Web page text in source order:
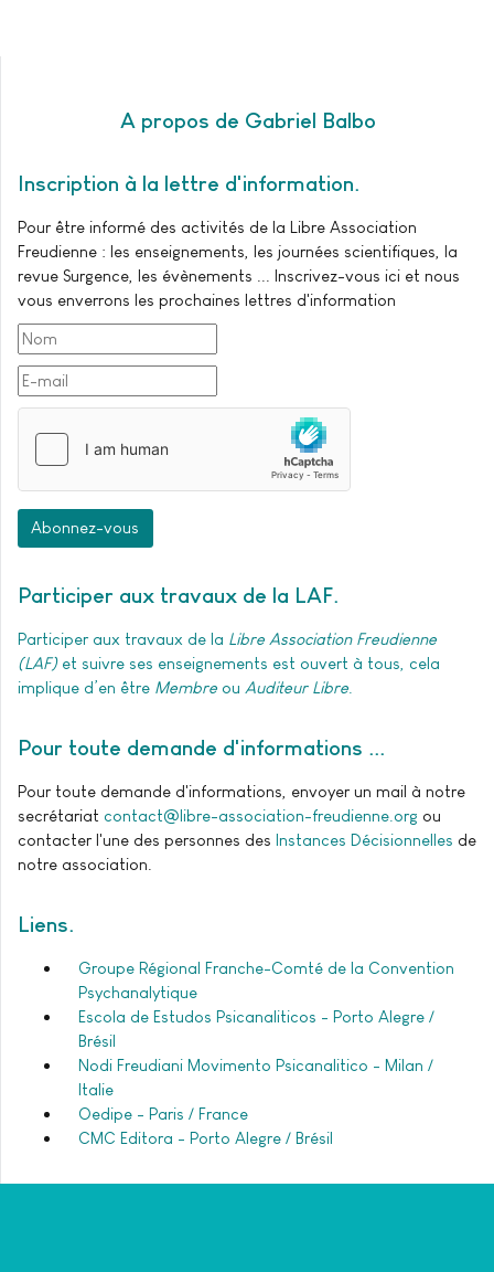
A propos de Gabriel Balbo
Inscription à la lettre d'information
Pour être informé des activités de la Libre Association
Freudienne : les enseignements, les journées scientifiques, la
revue Surgence, les évènements ... Inscrivez-vous ici et nous
vous enverrons les prochaines lettres d'information
Abonnez-vous
Participer aux travaux de la LAF
Participer aux travaux de la Libre Association Freudienne
(LAF)et suivre ses enseignements est ouvert à tous, cela
implique d’en être Membre ou Auditeur Libre
Pour toute demande d'informations ..
Pour toute demande d'informations, envoyer un mail à notre
secrétariat contact@libre-association-freudienne.org ou
contacter l'une des personnes des Instances Décisionnelles de
notre association.
Liens
Groupe Régional Franche-Comté de la Convention
Psychanalytique
Escola de Estudos Psicanaliticos - Porto Alegre /
Brésil
Nodi Freudiani Movimento Psicanalitico - Milan /
Italie
Oedipe - Paris / France
CMC Editora - Porto Alegre / Brésil